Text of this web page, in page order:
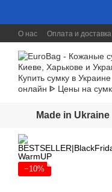
О нас Оплата и доставка
Made in Ukraine
−10%